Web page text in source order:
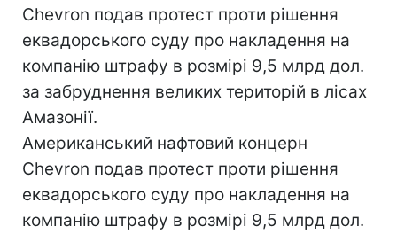
Chevron подав протест проти рішення
еквадорського суду про накладення на
компанію штрафу в розмірі 9,5 млрд дол.
за забруднення великих територій в лісах
Амазонії.
Американський нафтовий концерн
Chevron подав протест проти рішення
еквадорського суду про накладення на
компанію штрафу в розмірі 9,5 млрд дол.